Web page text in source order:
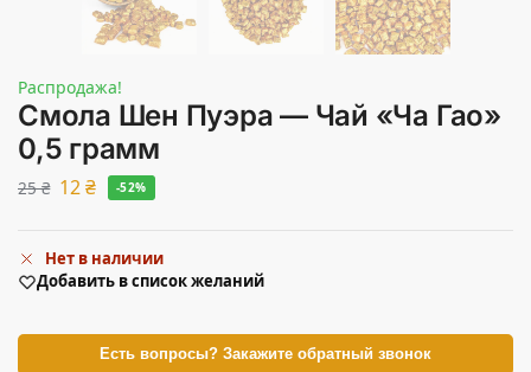
Распродажа!
Смола Шен Пуэра — Чай «Ча Гао»
0,5 грамм
25₴ 12₴ -52%
Нет в наличии
Добавить в список желаний
Есть вопросы? Закажите обратный звонок